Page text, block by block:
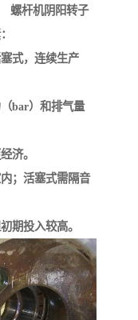
转子
式，连续生产
bar）和排气量
济。
；活塞式需隔音
期投入较高。